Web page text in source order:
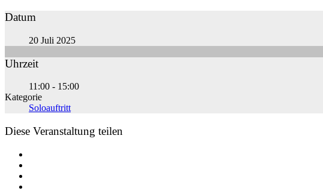
Datum
20 Juli 2025
Uhrzeit
11:00 - 15:00
Kategorie
Soloauftritt
Diese Veranstaltung teilen